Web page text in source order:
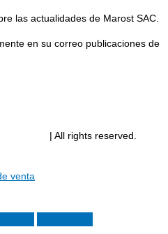
las actualidades de Marost SAC.
en su correo publicaciones de
| All rights reserved.
venta